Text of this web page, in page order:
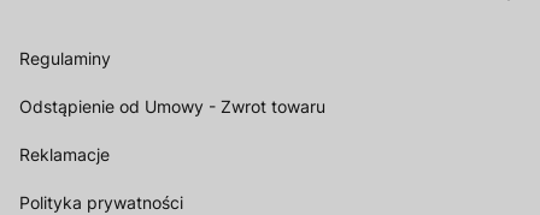
Regulaminy
Odstąpienie od Umowy - Zwrot towaru
Reklamacje
Polityka prywatności